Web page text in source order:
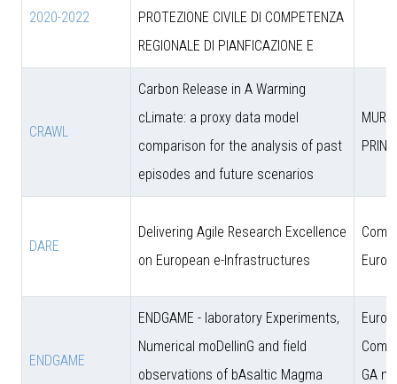
2020-2022
PROTEZIONE CIVILE DI COMPETENZA
REGIONALE DI PIANFICAZIONE E
CRAWL
Carbon Release in A Warming
cLimate: a proxy data model
comparison for the analysis of past
episodes and future scenarios
MUR
PRIN)
DARE
Delivering Agile Research Excellence
on European e-Infrastructures
ENDGAME
ENDGAME - laboratory Experiments,
Numerical moDellinG and field
observations of bAsaltic Magma
GA n.